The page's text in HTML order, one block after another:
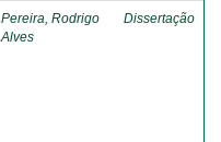
Pereira, Rodrigo
Alves
Dissertação